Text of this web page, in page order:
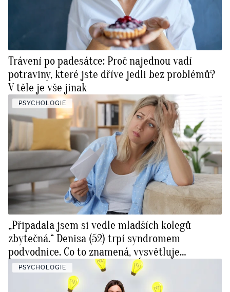
Trávení po padesátce: Proč najednou vadí
potraviny, které jste dříve jedli bez problémů?
V těle je vše jinak
PSYCHOLOGIE
„Připadala jsem si vedle mladších kolegů
zbytečná.“ Denisa (52) trpí syndromem
podvodnice. Co to znamená, vysvětluje
psycholožka
PSYCHOLOGIE